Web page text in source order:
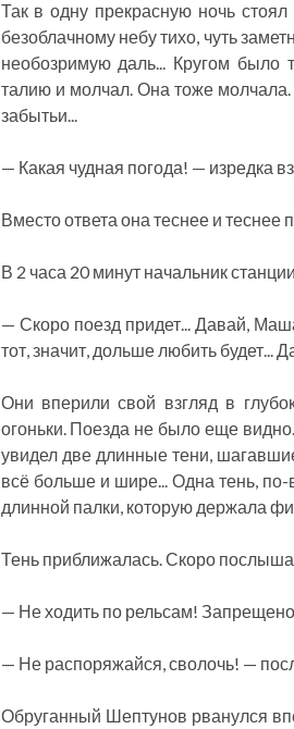
Так в одну прекрасную ночь
безоблачному небу тихо, чуть
необозримую даль... Кругом было
талию и молчал. Она тоже
забытьи...
— Какая чудная погода! — изредка
Вместо ответа она теснее и
В 2 часа 20 минут начальник
— Скоро поезд придет... Давай,
тот, значит, дольше любить будет...
Они вперили свой взгляд в
огоньки. Поезда не было еще
увидел две длинные тени,
всё больше и шире... Одна тень,
длинной палки, которую держала
Тень приближалась. Скоро
— Не ходить по рельсам!
— Не распоряжайся, сволочь! —
Обруганный Шептунов рванулся